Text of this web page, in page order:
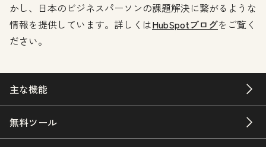
かし、日本のビジネスパーソンの課題解決に繋がるような
情報を提供しています。詳しくはHubSpotブログをご覧く
ださい。
主な機能
無料ツール